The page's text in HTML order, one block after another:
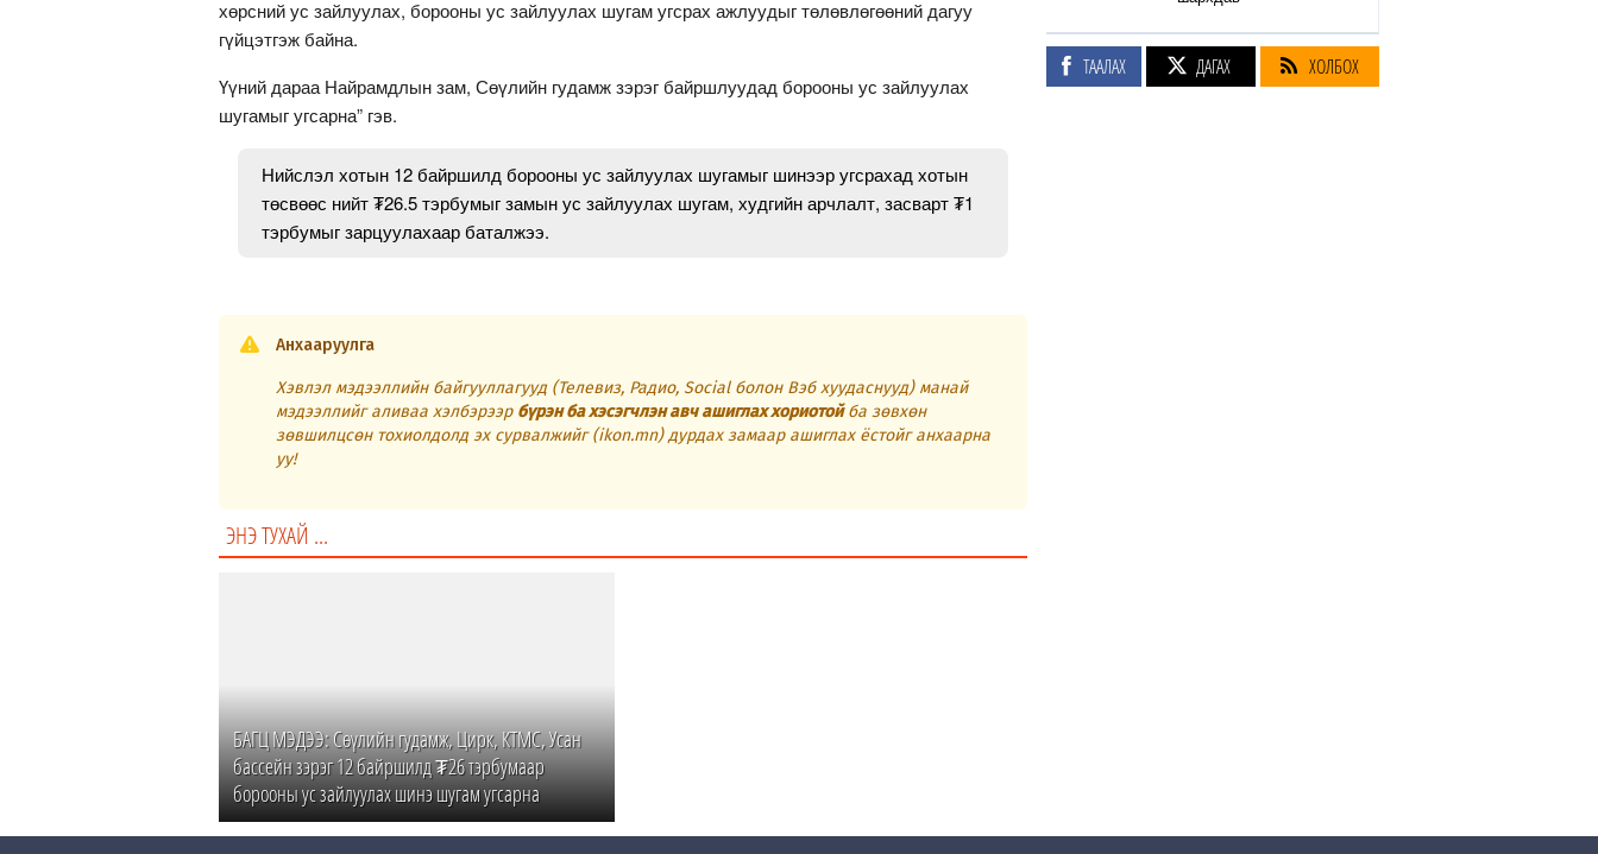
хөрсний ус зайлуулах, борооны ус зайлуулах шугам угсрах ажлуудыг төлөвлөгөөний дагуу
гүйцэтгэж байна.
Үүний дараа Найрамдлын зам, Сөүлийн гудамж зэрэг байршлуудад борооны ус зайлуулах
шугамыг угсарна” гэв.
Нийслэл хотын 12 байршилд борооны ус зайлуулах шугамыг шинээр угсрахад хотын
төсвөөс нийт ₮26.5 тэрбумыг замын ус зайлуулах шугам, худгийн арчлалт, засварт ₮1
тэрбумыг зарцуулахаар баталжээ.
Анхааруулга
Хэвлэл мэдээллийн байгууллагууд (Телевиз, Радио, Social болон Вэб хуудаснууд) манай
мэдээллийг аливаа хэлбэрээр бүрэн ба хэсэгчлэн авч ашиглах хориотойба зөвхөн
зөвшилцсөн тохиолдолд эх сурвалжийг (ikon.mn) дурдах замаар ашиглах ёстойг анхаарна
уу!
ЭНЭ ТУХАЙ ...
БАГЦ МЭДЭЭ: Сөүлийн гудамж, Цирк, КТМС, Усан
бассейн зэрэг 12 байршилд ₮26 тэрбумаар
борооны ус зайлуулах шинэ шугам угсарна
Екатеринбург хот дахь
тэргүүлэх салбаруудад
ТААЛАХ ДАГАХ ХОЛБОХ